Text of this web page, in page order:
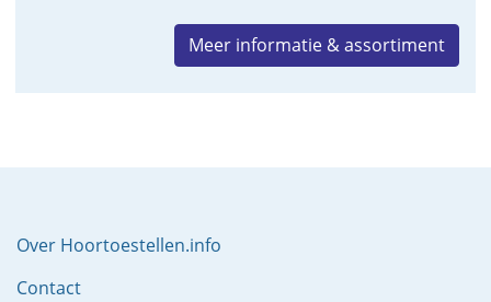
Meer informatie & assortiment
Over Hoortoestellen.info
Contact